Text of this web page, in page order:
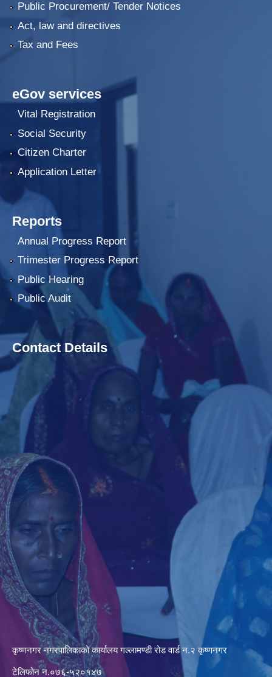
Public Procurement/ Tender Notices
Act, law and directives
Tax and Fees
eGov services
Vital Registration
Social Security
Citizen Charter
Application Letter
Reports
Annual Progress Report
Trimester Progress Report
Public Hearing
Public Audit
Contact Details
कृष्णनगर नगरपालिकाको कार्यालय गल्लामण्डी रोड वार्ड न.२ कृष्णनगर
टेलिफोन न.०७६-५२०१४७